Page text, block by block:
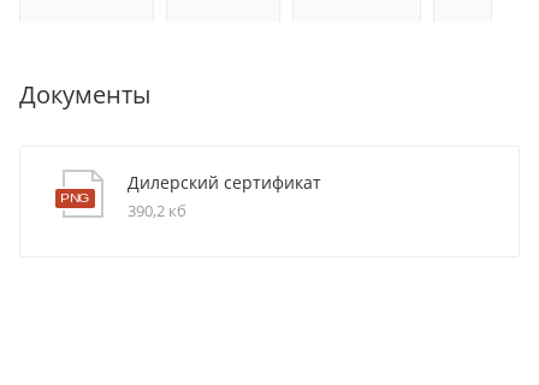
Документы
Дилерский сертификат
390,2 кб